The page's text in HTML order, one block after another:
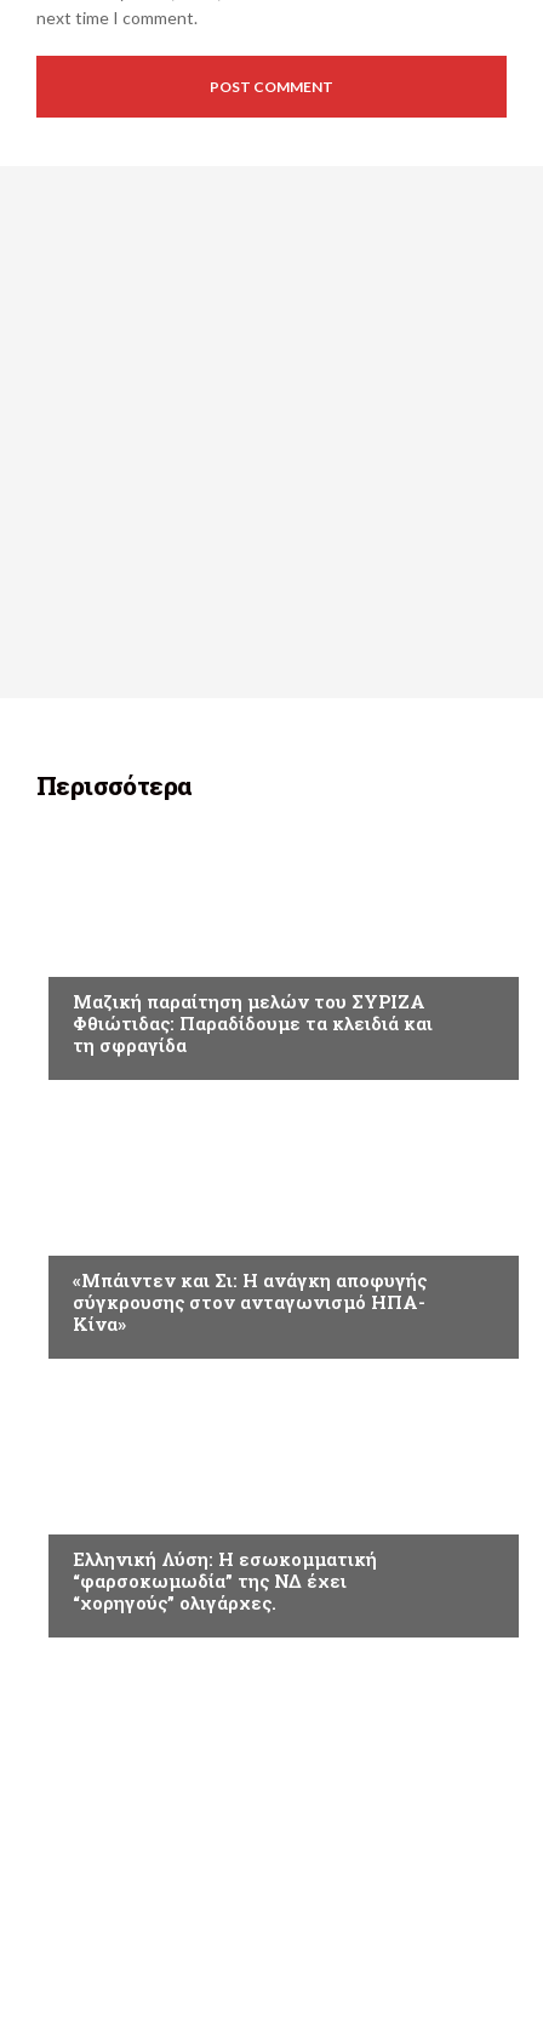
next time I comment.
Περισσότερα
Μαζική παραίτηση μελών του ΣΥΡΙΖΑ
Φθιώτιδας: Παραδίδουμε τα κλειδιά και
τη σφραγίδα
«Μπάιντεν και Σι: Η ανάγκη αποφυγής
σύγκρουσης στον ανταγωνισμό ΗΠΑ-
Κίνα»
Ελληνική Λύση: Η εσωκομματική
“φαρσοκωμωδία” της ΝΔ έχει
“χορηγούς” ολιγάρχες.